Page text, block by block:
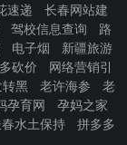
速递
长春网站建
驾校信息查询
路
电子烟
新疆旅游
砍价
网络营销引
转黑 老许海参
老
孕育网
孕妈之家
水土保持
拼多多